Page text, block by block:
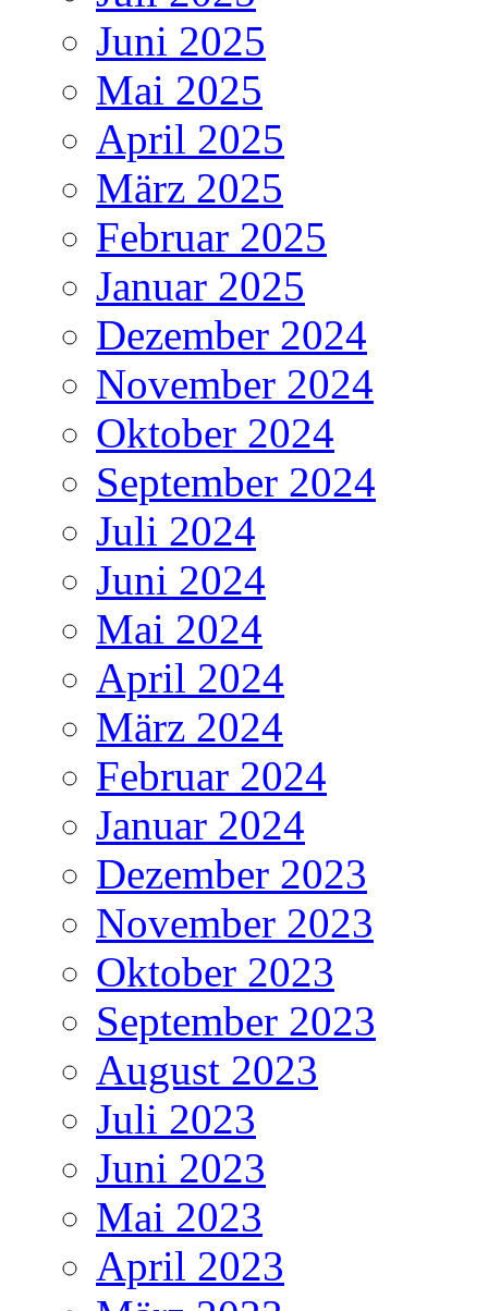
Juni 2025
Mai 2025
April 2025
März 2025
Februar 2025
Januar 2025
Dezember 2024
November 2024
Oktober 2024
September 2024
Juli 2024
Juni 2024
Mai 2024
April 2024
März 2024
Februar 2024
Januar 2024
Dezember 2023
November 2023
Oktober 2023
September 2023
August 2023
Juli 2023
Juni 2023
Mai 2023
April 2023